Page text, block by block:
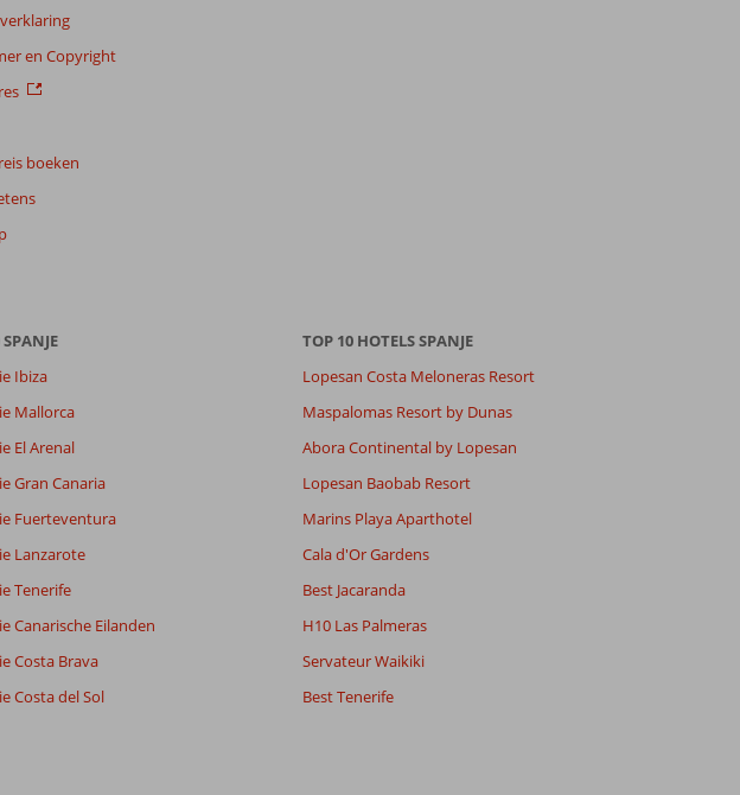
datum (nieuw > oud)
en Copyright
boeken
Ibiza
Mallorca
El Arenal
Gran Canaria
Fuerteventura
Lanzarote
Tenerife
Canarische Eilanden
Costa Brava
Costa del Sol
TOP 10 HOTELS SPANJE
Lopesan Costa Meloneras Resort
Maspalomas Resort by Dunas
Abora Continental by Lopesan
Lopesan Baobab Resort
Marins Playa Aparthotel
Cala d'Or Gardens
Best Jacaranda
H10 Las Palmeras
Servateur Waikiki
Best Tenerife